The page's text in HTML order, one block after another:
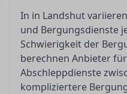
In in Landshut
und Bergungsdienste
Schwierigkeit der
berechnen Anbieter
Abschleppdienste
kompliziertere